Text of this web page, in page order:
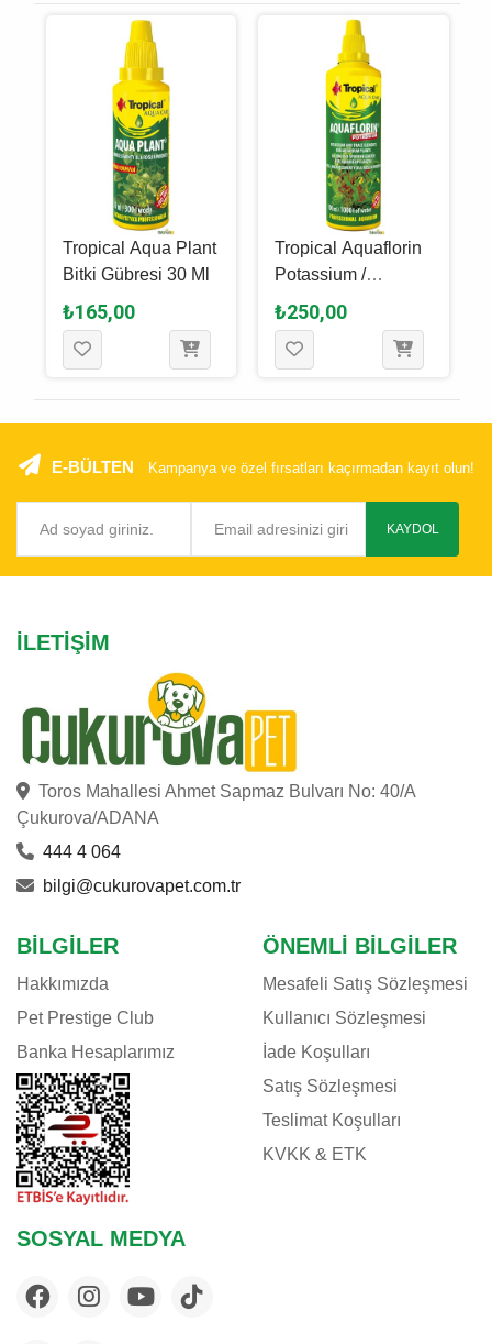
Tropical Aqua Plant
Bitki Gübresi 30 Ml
₺165,00
Tropical Aquaflorin
Potassium /
Potasyum Bitki
Katkısı 100 Ml
₺250,00
E-BÜLTEN Kampanya ve özel fırsatları kaçırmadan kayıt olun!
KAYDOL
İLETIŞIM
Toros Mahallesi Ahmet Sapmaz Bulvarı No: 40/A
Çukurova/ADANA
444 4 064
bilgi@cukurovapet.com.tr
BILGILER
Hakkımızda
Pet Prestige Club
Banka Hesaplarımız
ÖNEMLI BILGILER
Mesafeli Satış Sözleşmesi
Kullanıcı Sözleşmesi
İade Koşulları
Satış Sözleşmesi
Teslimat Koşulları
KVKK & ETK
SOSYAL MEDYA